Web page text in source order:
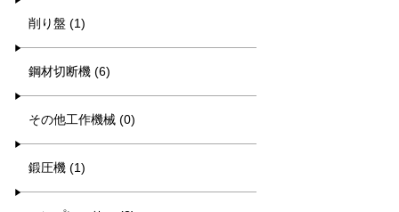
削り盤 (1)
鋼材切断機 (6)
その他工作機械 (0)
鍛圧機 (1)